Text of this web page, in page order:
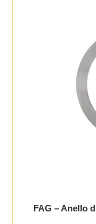
FAG – Anello